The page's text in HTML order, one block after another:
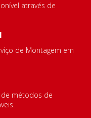
através de
de Montagem em
métodos de